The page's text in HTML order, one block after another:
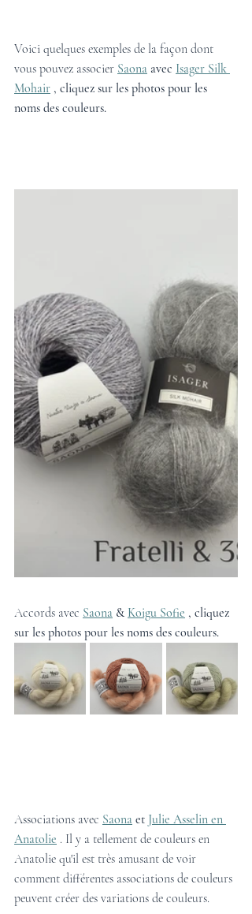
Voici quelques exemples de la façon dont
vous pouvez associer Saona avec Isager Silk
Mohair , cliquez sur les photos pour les
noms des couleurs.
Accords avec Saona & Koigu Sofie , cliquez
sur les photos pour les noms des couleurs.
Associations avec Saona et Julie Asselin en
Anatolie . Il y a tellement de couleurs en
Anatolie qu'il est très amusant de voir
comment différentes associations de couleurs
peuvent créer des variations de couleurs.